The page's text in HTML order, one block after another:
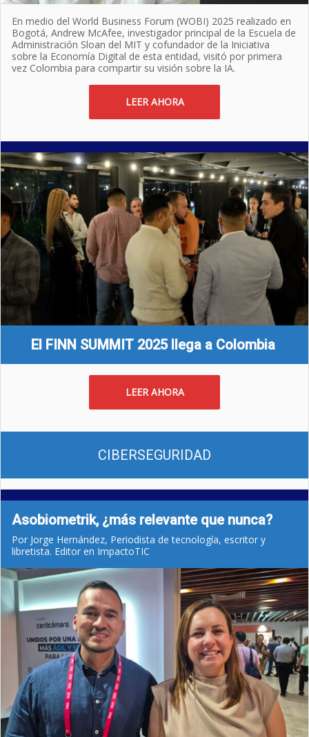
En medio del World Business Forum (WOBI) 2025 realizado en
Bogotá, Andrew McAfee, investigador principal de la Escuela de
Administración Sloan del MIT y cofundador de la Iniciativa
sobre la Economía Digital de esta entidad, visitó por primera
vez Colombia para compartir su visión sobre la IA.
LEER AHORA
El FINN SUMMIT 2025 llega a Colombia
LEER AHORA
CIBERSEGURIDAD
Asobiometrik, ¿más relevante que nunca?
Por Jorge Hernández, Periodista de tecnología, escritor y
libretista. Editor en ImpactoTIC